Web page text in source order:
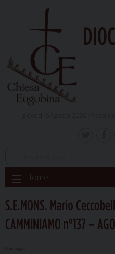
Skip
to
Home
S.E.MONS. Mario
CAMMINIAMO n°137 –